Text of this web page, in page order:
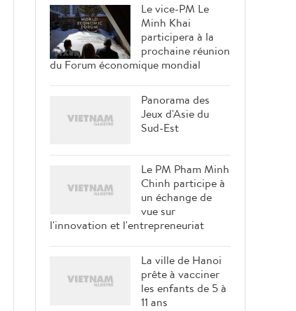
Le vice-PM Le
Minh Khai
participera à la
prochaine réunion
du Forum économique mondial
Panorama des
Jeux d'Asie du
Sud-Est
Le PM Pham Minh
Chinh participe à
un échange de
vue sur
l'innovation et l'entrepreneuriat
La ville de Hanoi
prête à vacciner
les enfants de 5 à
11 ans